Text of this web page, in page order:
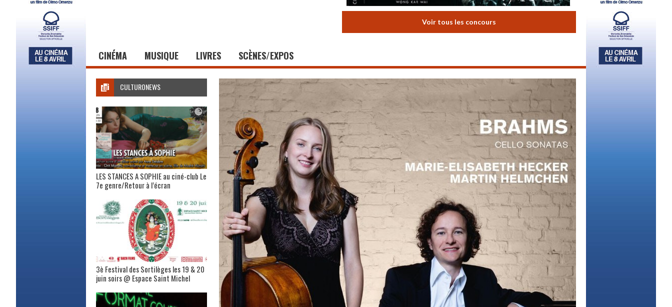
Voir tous les concours
CINÉMA MUSIQUE LIVRES SCÈNES/EXPOS
CULTURONEWS
LES STANCES A SOPHIE au ciné-club Le
7e genre/Retour à l’écran
3è Festival des Sortilèges les 19 & 20
juin soirs @ Espace Saint Michel